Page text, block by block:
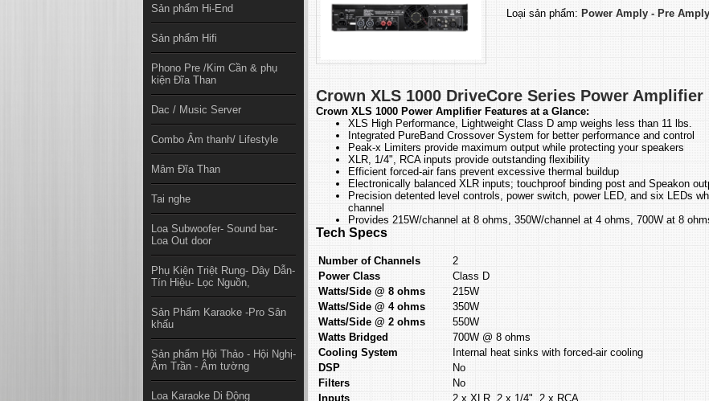
Sản phẩm Hi-End
Sản phẩm Hifi
Phono Pre /Kim Cần & phụ
kiện Đĩa Than
Dac / Music Server
Combo Âm thanh/ Lifestyle
Mâm Đĩa Than
Tai nghe
Loa Subwoofer- Sound bar-
Loa Out door
Phụ Kiện Triệt Rung- Dây Dẫn-
Tín Hiệu- Lọc Nguồn,
Sản Phẩm Karaoke -Pro Sân
khấu
Sản phẩm Hội Thảo - Hội Nghị-
Âm Trần - Âm tường
Loa Karaoke Di Động
Loại sản phẩm: Power Amply - Pre Amply
Crown XLS 1000 DriveCore Series Power Amplifier
Crown XLS 1000 Power Amplifier Features at a Glance:
XLS High Performance, Lightweight Class D amp weighs less than 11 lbs.
Integrated PureBand Crossover System for better performance and control
Peak-x Limiters provide maximum output while protecting your speakers
XLR, 1/4", RCA inputs provide outstanding flexibility
Efficient forced-air fans prevent excessive thermal buildup
Electronically balanced XLR inputs; touchproof binding post and Speakon
Precision detented level controls, power switch, power LED, and six LEDs
channel
Provides 215W/channel at 8 ohms, 350W/channel at 4 ohms, 700W at 8
Tech Specs
Number of Channels
2
Power Class
Class D
Watts/Side @ 8 ohms
215W
Watts/Side @ 4 ohms
350W
Watts/Side @ 2 ohms
550W
Watts Bridged
700W @ 8 ohms
Cooling System
Internal heat sinks with forced-air cooling
DSP
No
Filters
No
Inputs
2 x XLR, 2 x 1/4", 2 x RCA